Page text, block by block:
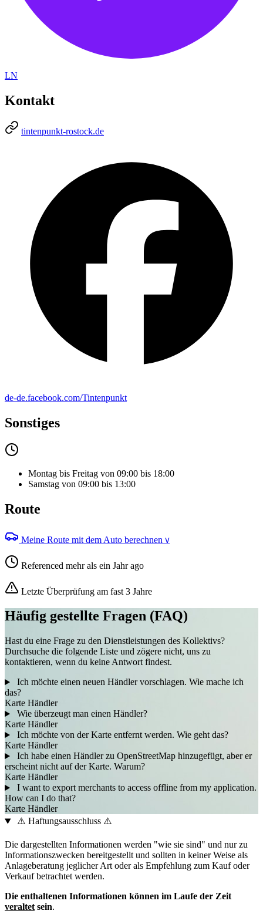
LN
Kontakt
tintenpunkt-rostock.de
de-de.facebook.com/Tintenpunkt
Sonstiges
Montag bis Freitag von 09:00 bis 18:00
Samstag von 09:00 bis 13:00
Route
Meine Route mit dem Auto berechnen V
Referenced mehr als ein Jahr ago
Letzte Überprüfung am fast 3 Jahre
Häufig gestellte Fragen (FAQ)
Hast du eine Frage zu den Dienstleistungen des Kollektivs?
Durchsuche die folgende Liste und zögere nicht, uns zu
kontaktieren, wenn du keine Antwort findest.
Ich möchte einen neuen Händler vorschlagen. Wie mache ich
das?
Karte Händler
Wie überzeugt man einen Händler?
Karte Händler
Ich möchte von der Karte entfernt werden. Wie geht das?
Karte Händler
Ich habe einen Händler zu OpenStreetMap hinzugefügt, aber er
erscheint nicht auf der Karte. Warum?
Karte Händler
I want to export merchants to access offline from my application.
How can I do that?
Karte Händler
⚠️ Haftungsausschluss ⚠️
Die dargestellten Informationen werden "wie sie sind" und nur zu
Informationszwecken bereitgestellt und sollten in keiner Weise als
Anlageberatung jeglicher Art oder als Empfehlung zum Kauf oder
Verkauf betrachtet werden.
Die enthaltenen Informationen können im Laufe der Zeit
veraltet sein.